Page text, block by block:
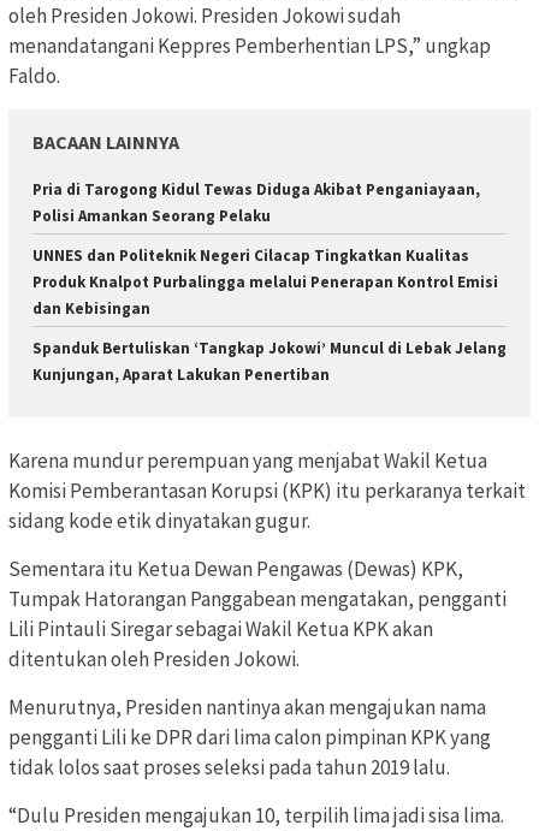
oleh Presiden Jokowi. Presiden Jokowi sudah
menandatangani Keppres Pemberhentian LPS,” ungkap
Faldo.
BACAAN LAINNYA
Pria di Tarogong Kidul Tewas Diduga Akibat Penganiayaan,
Polisi Amankan Seorang Pelaku
UNNES dan Politeknik Negeri Cilacap Tingkatkan Kualitas
Produk Knalpot Purbalingga melalui Penerapan Kontrol Emisi
dan Kebisingan
Spanduk Bertuliskan ‘Tangkap Jokowi’ Muncul di Lebak Jelang
Kunjungan, Aparat Lakukan Penertiban
Karena mundur perempuan yang menjabat Wakil Ketua
Komisi Pemberantasan Korupsi (KPK) itu perkaranya terkait
sidang kode etik dinyatakan gugur.
Sementara itu Ketua Dewan Pengawas (Dewas) KPK,
Tumpak Hatorangan Panggabean mengatakan, pengganti
Lili Pintauli Siregar sebagai Wakil Ketua KPK akan
ditentukan oleh Presiden Jokowi.
Menurutnya, Presiden nantinya akan mengajukan nama
pengganti Lili ke DPR dari lima calon pimpinan KPK yang
tidak lolos saat proses seleksi pada tahun 2019 lalu.
“Dulu Presiden mengajukan 10, terpilih lima jadi sisa lima.